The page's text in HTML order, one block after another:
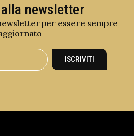
newsletter
per essere sempre
ISCRIVITI